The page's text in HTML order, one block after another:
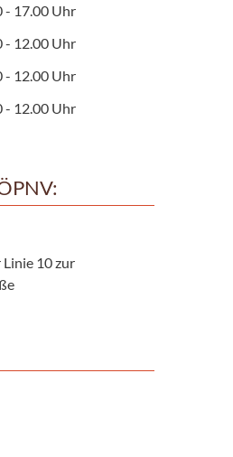
- 17.00 Uhr
- 12.00 Uhr
- 12.00 Uhr
- 12.00 Uhr
Linie 10 zur